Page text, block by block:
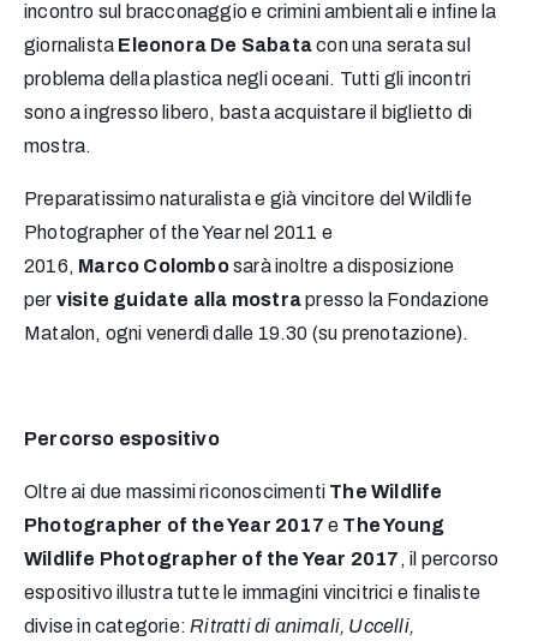
incontro sul bracconaggio e crimini ambientali e infine la
giornalista Eleonora De Sabatacon una serata sul
problema della plastica negli oceani. Tutti gli incontri
sono a ingresso libero, basta acquistare il biglietto di
mostra.
Preparatissimo naturalista e già vincitore del Wildlife
Photographer of the Year nel 2011 e
2016, Marco Colombosarà inoltre a disposizione
per visite guidate alla mostrapresso la Fondazione
Matalon, ogni venerdì dalle 19.30 (su prenotazione).
Percorso espositivo
Oltre ai due massimi riconoscimenti The Wildlife
Photographer of the Year 2017 e The Young
Wildlife Photographer of the Year 2017 , il percorso
espositivo illustra tutte le immagini vincitrici e finaliste
divise in categorie: Ritratti di animali, Uccelli,